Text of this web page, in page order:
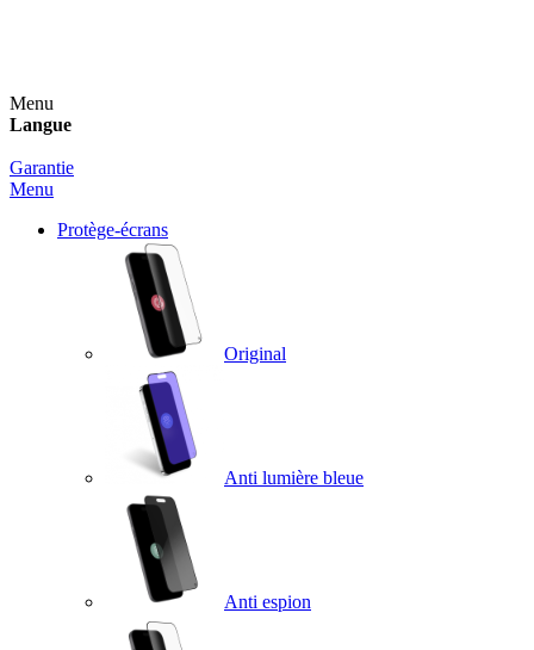
Menu
Langue
Garantie
Menu
Protège-écrans
Original
Anti lumière bleue
Anti espion